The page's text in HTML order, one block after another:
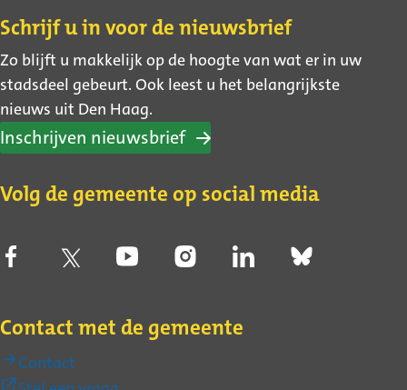
Contact
Schrijf u in voor de nieuwsbrief
Zo blijft u makkelijk op de hoogte van wat er in uw
stadsdeel gebeurt. Ook leest u het belangrijkste
nieuws uit Den Haag.
Inschrijven nieuwsbrief
Volg de gemeente op social media
Contact met de gemeente
Contact